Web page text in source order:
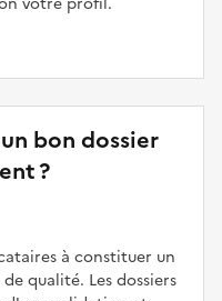
bon dossier
?
à constituer un
qualité. Les dossiers